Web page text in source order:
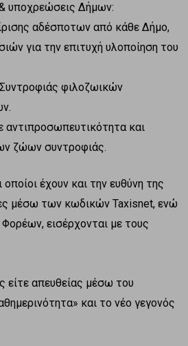
υποχρεώσεις Δήμων:
αδέσποτων από κάθε Δήμο,
για την επιτυχή υλοποίηση του
φιλοζωικών
αντιπροσωπευτικότητα και
ζώων συντροφιάς.
έχουν και την ευθύνη της
μέσω των κωδικών Taxisnet, ενώ
εισέρχονται με τους
είτε απευθείας μέσω του
και το νέο γεγονός